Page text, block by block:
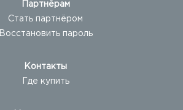
Партнёрам
Стать партнёром
Восстановить пароль
Контакты
Где купить